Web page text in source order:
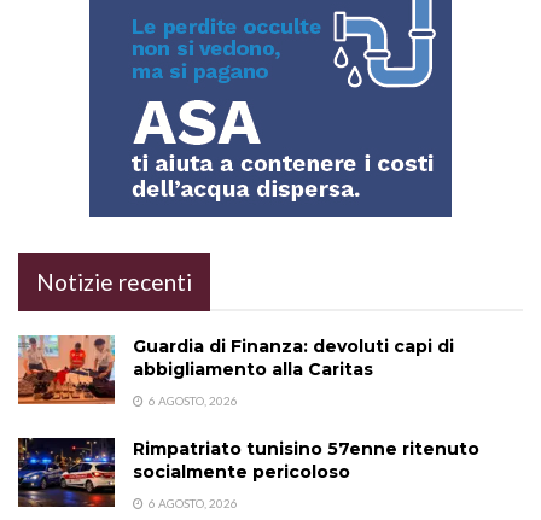
Notizie recenti
Guardia di Finanza: devoluti capi di
abbigliamento alla Caritas
6 AGOSTO, 2026
Rimpatriato tunisino 57enne ritenuto
socialmente pericoloso
6 AGOSTO, 2026